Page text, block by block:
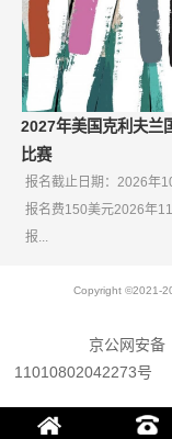
2027年美国克利夫兰
比赛
报名截止日期：2026年
报名费150美元2026年11
报...
Copyright ©2021-
京公网安备
11010802042273号